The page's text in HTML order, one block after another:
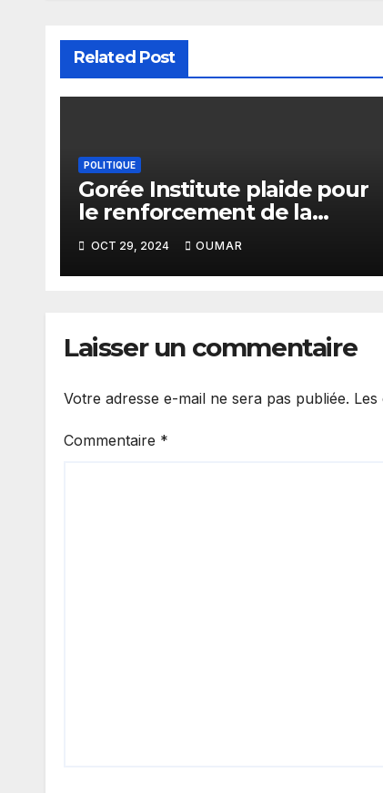
Related Post
POLITIQUE
Gorée Institute plaide pour
le renforcement de la
collaboration entre les OSC
et la CEDEAO en matière de
démocratie et de la bonne
OCT 29, 2024 OUMAR
Laisser un commentaire
Votre adresse e-mail ne sera pas publiée. Les
Commentaire *